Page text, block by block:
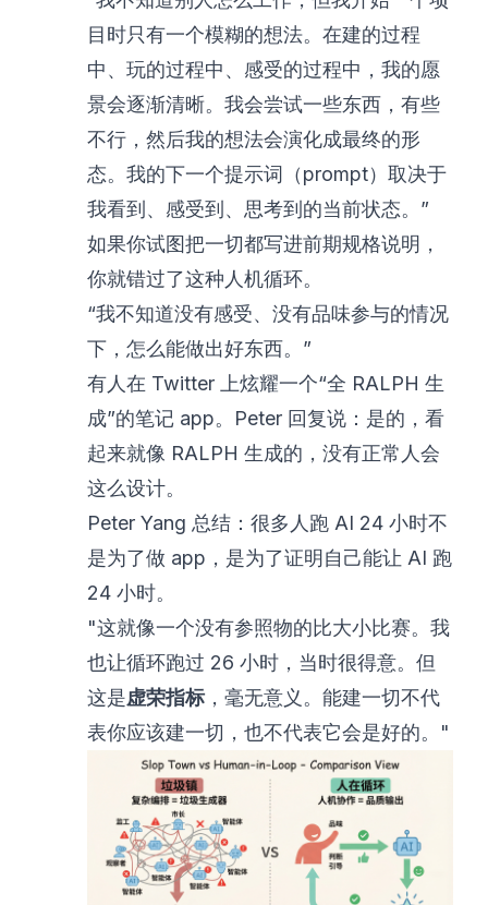
目时只有一个模糊的想法。在建的过程
中、玩的过程中、感受的过程中，我的愿
景会逐渐清晰。我会尝试一些东西，有些
不行，然后我的想法会演化成最终的形
态。我的下一个提示词（prompt）取决于
我看到、感受到、思考到的当前状态。”
如果你试图把一切都写进前期规格说明，
你就错过了这种人机循环。
“我不知道没有感受、没有品味参与的情况
下，怎么能做出好东西。”
有人在 Twitter 上炫耀一个“全 RALPH 生
成”的笔记 app。Peter 回复说：是的，看
起来就像 RALPH 生成的，没有正常人会
这么设计。
Peter Yang 总结：很多人跑 AI 24 小时不
是为了做 app，是为了证明自己能让 AI 跑
24 小时。
"这就像一个没有参照物的比大小比赛。我
也让循环跑过 26 小时，当时很得意。但
这是虚荣指标，毫无意义。能建一切不代
表你应该建一切，也不代表它会是好的。"